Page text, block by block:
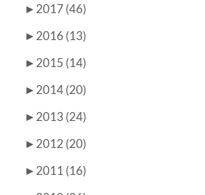
► 2017 (46)
► 2016 (13)
► 2015 (14)
► 2014 (20)
► 2013 (24)
► 2012 (20)
► 2011 (16)